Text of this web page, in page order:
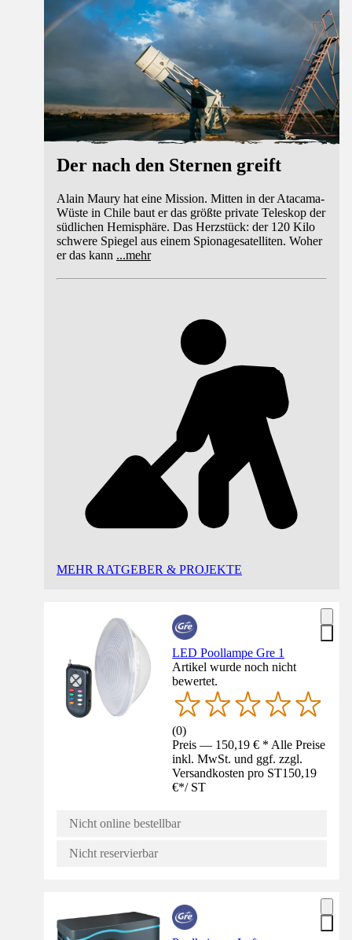
Der nach den Sternen greift
Alain Maury hat eine Mission. Mitten in der Atacama-
Wüste in Chile baut er das größte private Teleskop der
südlichen Hemisphäre. Das Herzstück: der 120 Kilo
schwere Spiegel aus einem Spionagesatelliten. Woher
er das kann ...mehr
MEHR RATGEBER & PROJEKTE
LED Poollampe Gre 1
Artikel wurde noch nicht
bewertet.
(0)
Preis — 150,19 € * Alle Preise
inkl. MwSt. und ggf. zzgl.
Versandkosten pro ST150,19
€*/ ST
Nicht online bestellbar
Nicht reservierbar